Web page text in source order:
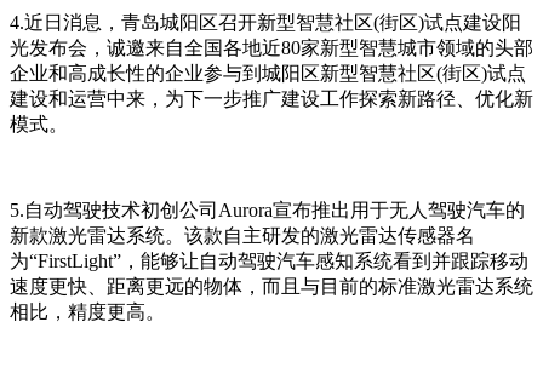
4.近日消息，青岛城阳区召开新型智慧社区(街区)试点建设阳
光发布会，诚邀来自全国各地近80家新型智慧城市领域的头部
企业和高成长性的企业参与到城阳区新型智慧社区(街区)试点
建设和运营中来，为下一步推广建设工作探索新路径、优化新
模式。
5.自动驾驶技术初创公司Aurora宣布推出用于无人驾驶汽车的
新款激光雷达系统。该款自主研发的激光雷达传感器名
为“FirstLight”，能够让自动驾驶汽车感知系统看到并跟踪移动
速度更快、距离更远的物体，而且与目前的标准激光雷达系统
相比，精度更高。